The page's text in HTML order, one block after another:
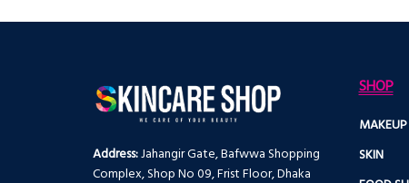
Address:Jahangir Gate, Bafwwa Shopping
Complex, Shop No 09, Frist Floor, Dhaka
SHOP
MAKEUP
SKIN